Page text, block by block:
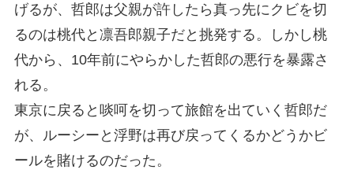
げるが、哲郎は父親が許したら真っ先にクビを切
るのは桃代と凛吾郎親子だと挑発する。しかし桃
代から、10年前にやらかした哲郎の悪行を暴露さ
れる。
東京に戻ると啖呵を切って旅館を出ていく哲郎だ
が、ルーシーと浮野は再び戻ってくるかどうかビ
ールを賭けるのだった。